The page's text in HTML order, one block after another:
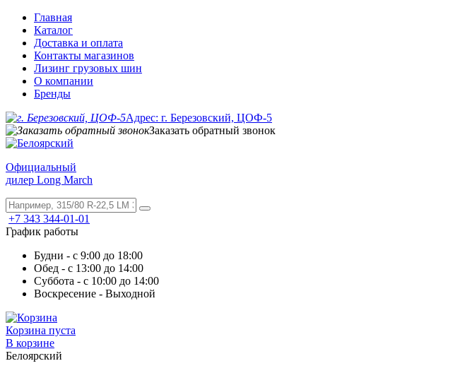
Главная
Каталог
Доставка и оплата
Контакты магазинов
Лизинг грузовых шин
О компании
Бренды
Адрес: г. Березовский, ЦОФ-5
Заказать обратный звонок
Официальный
дилер Long March
+7 343 344-01-01
График работы
Будни - с 9:00 до 18:00
Обед - с 13:00 до 14:00
Суббота - с 10:00 до 14:00
Воскресение - Выходной
Корзина пуста
В корзине
Белоярский